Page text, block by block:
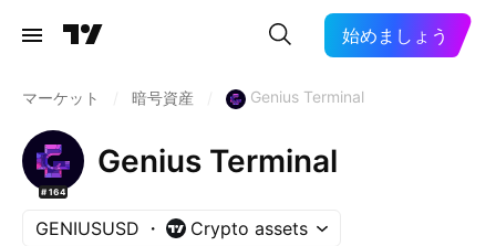
始めましょう
マーケット 暗号資産 Genius Terminal
#164
Genius Terminal
GENIUSUSD Crypto assets